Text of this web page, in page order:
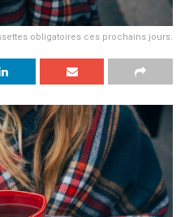
obligatoires ces prochains jours.